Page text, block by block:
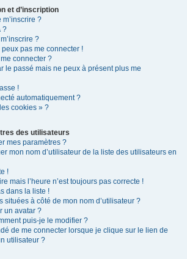
et d’inscription
?
?
?
pas me connecter !
connecter ?
le passé mais ne peux à présent plus me
!
automatiquement ?
cookies » ?
des utilisateurs
mes paramètres ?
mon nom d’utilisateur de la liste des utilisateurs en
!
mais l’heure n’est toujours pas correcte !
dans la liste !
situées à côté de mon nom d’utilisateur ?
un avatar ?
puis-je le modifier ?
de me connecter lorsque je clique sur le lien de
utilisateur ?